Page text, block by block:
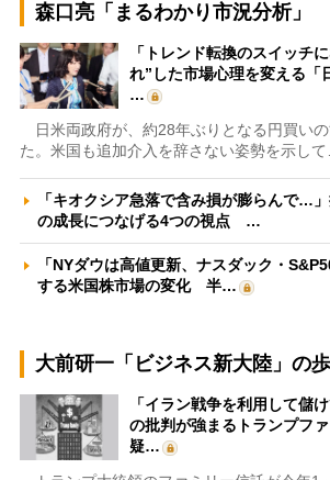
森口亮「まるわかり市況分析」
「トレンド転換のスイッチ
れ”した市場心理を変える「
…
日米両政府が、約28年ぶりとなる円買い
た。米国も追加介入を辞さない姿勢を示し
「キオクシア急落で含み損が膨らんで…
の成長につなげる4つの視点 …
「NYダウは高値更新、ナスダック・
する米国株市場の変化 半…
大前研一「ビジネス新大陸」の
「イラン戦争を利用して儲
の批判が強まるトランプフ
疑…